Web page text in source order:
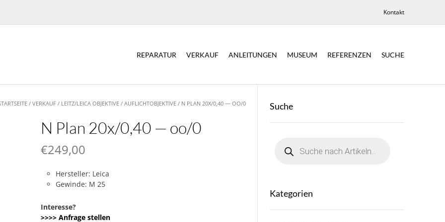
Kontakt
REPARATUR VERKAUF ANLEITUNGEN MUSEUM REFERENZEN SUCHE
/VERKAUF / LEITZ/LEICA OBJEKTIVE /AUFLICHTOBJEKTIVE / N PLAN 20X/0,40 — OO/0
N Plan 20x/0,40 — oo/0
€249,00
Hersteller: Leica
Gewinde: M 25
Interesse?
>>>> Anfrage stellen
Suche
search
Kategorien